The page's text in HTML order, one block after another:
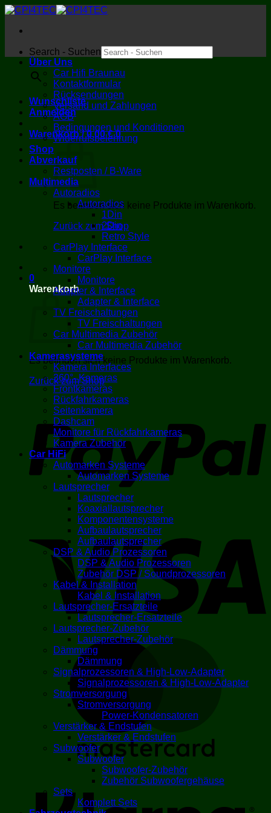
Zum
springen
Search - Suchen
×
Wunschliste
Anmelden
Warenkorb /0,00€ 0
Es befinden sich keine Produkte im Warenkorb.
Zurück zum Shop
0
Warenkorb
Es befinden sich keine Produkte im Warenkorb.
Zurück zum Shop
Über Uns
Car Hifi Braunau
Kontaktformular
Rücksendungen
Versand und Zahlungen
AGB
Bedingungen und Konditionen
Widerrufsbelehrung
Shop
Abverkauf
Restposten / B-Ware
Multimedia
Autoradios
Autoradios
1Din
2Din
Retro Style
CarPlay Interface
CarPlay Interface
Monitore
Monitore
Adapter & Interface
Adapter & Interface
TV Freischaltungen
TV Freischaltungen
Car Multimedia Zubehör
Car Multimedia Zubehör
Kamerasysteme
Kamera Interfaces
360°- Kameras
Frontkameras
Rückfahrkameras
Seitenkamera
Dashcam
Monitore für Rückfahrkameras
Kamera Zubehör
Car HiFi
Automarken Systeme
Automarken Systeme
Lautsprecher
Lautsprecher
Koaxiallautsprecher
Komponentensysteme
Aufbaulautsprecher
Aufbaulautsprecher
DSP & Audio Prozessoren
DSP & Audio Prozessoren
Zubehör DSP / Soundprozessoren
Kabel & Installation
Kabel & Installation
Lautsprecher-Ersatzteile
Lautsprecher-Ersatzteile
Lautsprecher-Zubehör
Lautsprecher-Zubehör
Dämmung
Dämmung
Signalprozessoren & High-Low-Adapter
Signalprozessoren & High-Low-Adapter
Stromversorgung
Stromversorgung
Power-Kondensatoren
Verstärker & Endstufen
Verstärker & Endstufen
Subwoofer
Subwoofer
Subwoofer-Zubehör
Zubehör Subwoofergehäuse
Sets
Komplett Sets